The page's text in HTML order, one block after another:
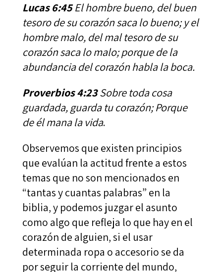
Lucas 6:45El hombre bueno, del buen
tesoro de su corazón saca lo bueno; y el
hombre malo, del mal tesoro de su
corazón saca lo malo; porque de la
abundancia del corazón habla la boca.
Proverbios 4:23Sobre toda cosa
guardada, guarda tu corazón; Porque
de él mana la vida.
Observemos que existen principios
que evalúan la actitud frente a estos
temas que no son mencionados en
“tantas y cuantas palabras” en la
biblia, y podemos juzgar el asunto
como algo que refleja lo que hay en el
corazón de alguien, si el usar
determinada ropa o accesorio se da
por seguir la corriente del mundo,